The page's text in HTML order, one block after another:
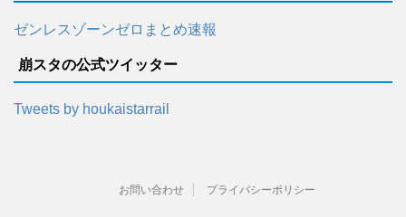
ゼンレスゾーンゼロまとめ速報
崩スタの公式ツイッター
Tweets by houkaistarrail
お問い合わせ プライバシーポリシー